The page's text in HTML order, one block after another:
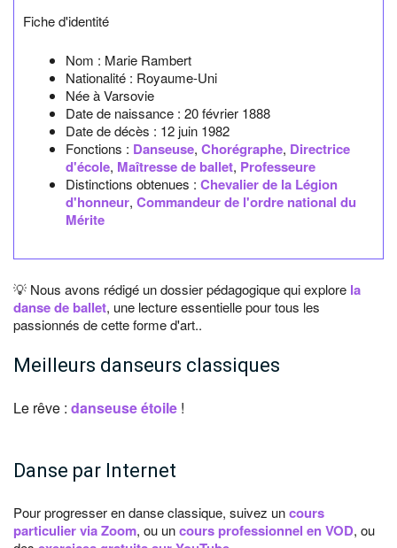
Fiche d'identité
Nom : Marie Rambert
Nationalité : Royaume-Uni
Née àVarsovie
Date de naissance : 20 février 1888
Date de décès : 12 juin 1982
Fonctions : Danseuse, Chorégraphe, Directrice
d'école, Maîtresse de ballet, Professeure
Distinctions obtenues : Chevalier de la Légion
d'honneur, Commandeur de l'ordre national du
Mérite
💡 Nous avons rédigé un dossier pédagogique qui explore la
danse de ballet, une lecture essentielle pour tous les
passionnés de cette forme d'art..
Meilleurs danseurs classiques
Le rêve : danseuse étoile !
Danse par Internet
Pour progresser en danse classique, suivez uncours
particulier via Zoom, ou uncours professionnel en VOD, ou